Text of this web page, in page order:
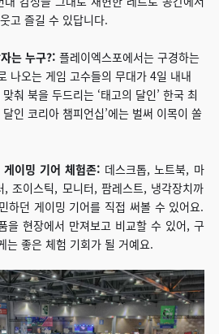
고 즐길 수 있답니다.
는 누구?: 플레이엑스포에서는 구경하는
나오는 게임 고수들의 무대가 4일 내내
춰 북을 두드리는 ‘태고의 달인’ 한국 최
인 코리아 챔피언십’에는 벌써 이목이 쏠
이밍 기어 체험존: 데스크톱, 노트북, 마
, 조이스틱, 모니터, 팜레스트, 냉각장치까
하던 게이밍 기어를 직접 써볼 수 있어요.
을 현장에서 만져보고 비교할 수 있어, 구
는 좋은 체험 기회가 될 거예요.